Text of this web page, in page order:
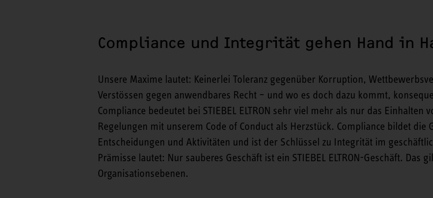
Compliance und Integrität gehen Hand in
Unsere Maxime lautet: Keinerlei Toleranz gegenüber Korruption,
Verstössen gegen anwendbares Recht – und wo es doch dazu kommt,
Compliance bedeutet bei STIEBEL ELTRON sehr viel mehr als nur das Einhalten
Regelungen mit unserem Code of Conduct als Herzstück. Compliance bildet die
Entscheidungen und Aktivitäten und ist der Schlüssel zu Integrität im
Prämisse lautet: Nur sauberes Geschäft ist ein STIEBEL ELTRON-Geschäft. Das
Organisationsebenen.